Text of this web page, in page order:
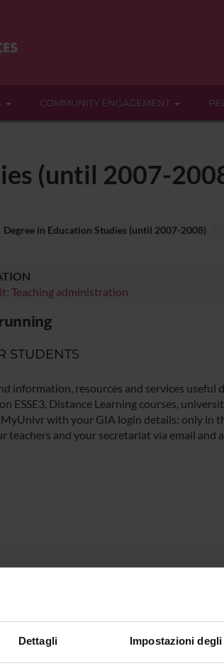
Dettagli Impostazioni
COMMUNITY ENGAGEMENT
(until 2007-
Degree in Education Studies (until 2007-2008)
Teaching administration
STUDENTS
information, resources and services
ESSE3, Distance Learning courses,
with your GIA login details: only in
teachers and your secretariat via email and